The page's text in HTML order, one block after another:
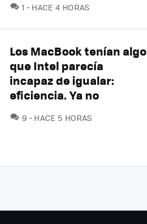
1 COMENTARIOS
HACE 4 HORAS
Los MacBook tenían algo
que Intel parecía
incapaz de igualar:
eficiencia. Ya no
9 COMENTARIOS
HACE 5 HORAS